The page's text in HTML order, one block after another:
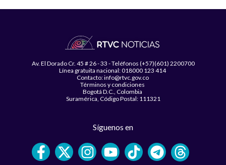
Av. El Dorado Cr. 45 # 26 - 33 - Teléfonos (+57)(601) 2200700
Línea gratuita nacional: 018000 123 414
Contacto: info@rtvc.gov.co
Términos y condiciones
Bogotá D.C., Colombia
Suramérica, Código Postal: 111321
Síguenos en